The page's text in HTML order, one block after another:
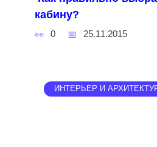
кабину?
0 25.11.2015
ИНТЕРЬЕР И